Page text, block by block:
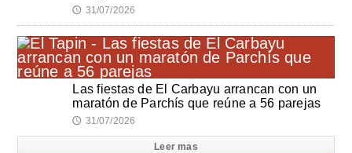
🕔 31/07/2026
Las fiestas de El Carbayu arrancan con un
maratón de Parchís que reúne a 56 parejas
🕔 31/07/2026
Leer mas